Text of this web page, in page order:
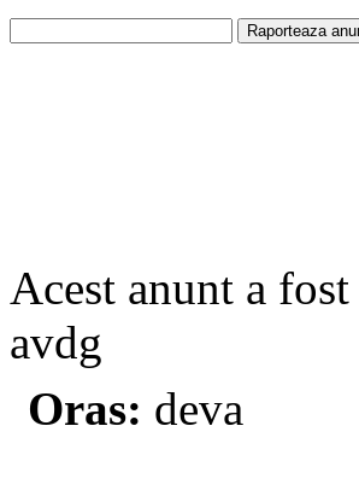
Acest anunt a
avdg
Oras: deva